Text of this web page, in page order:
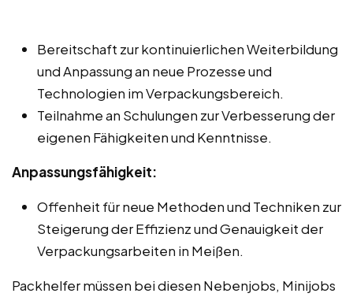
Bereitschaft zur kontinuierlichen Weiterbildung
und Anpassung an neue Prozesse und
Technologien im Verpackungsbereich.
Teilnahme an Schulungen zur Verbesserung der
eigenen Fähigkeiten und Kenntnisse.
Anpassungsfähigkeit:
Offenheit für neue Methoden und Techniken zur
Steigerung der Effizienz und Genauigkeit der
Verpackungsarbeiten in Meißen.
Packhelfer müssen bei diesen Nebenjobs, Minijobs